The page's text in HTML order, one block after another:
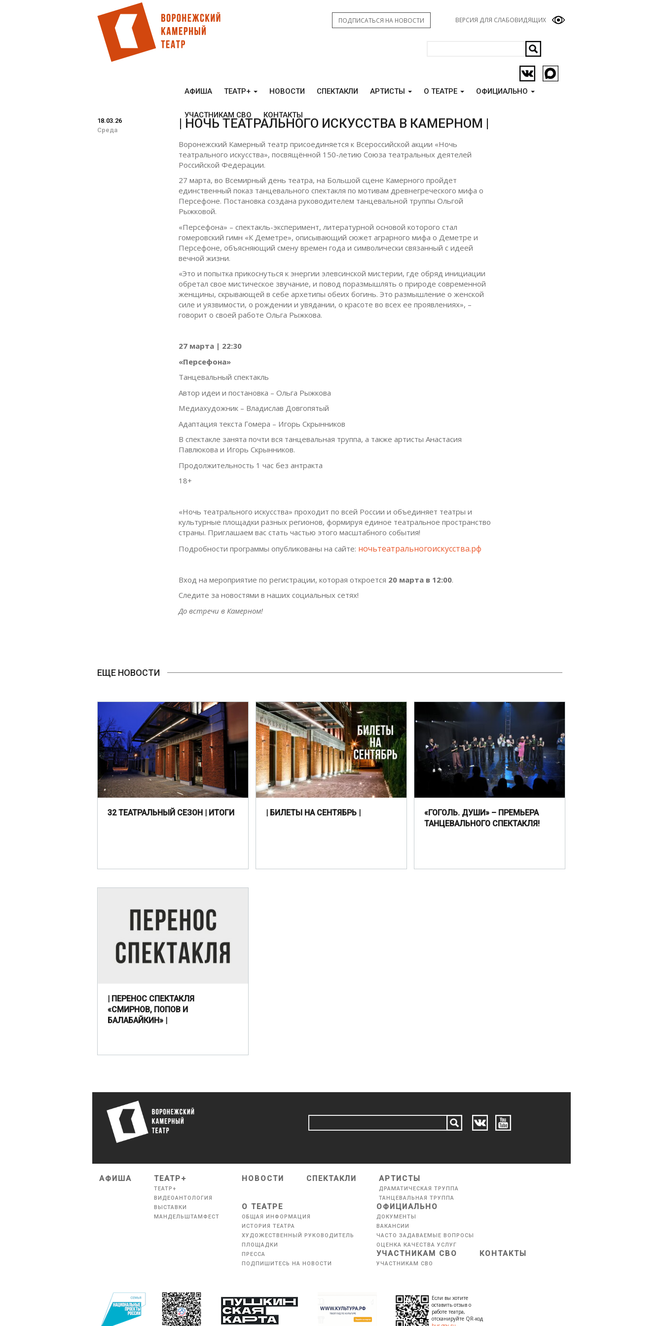
ВЕРСИЯ ДЛЯ СЛАБОВИДЯЩИХ
ПОДПИСАТЬСЯ НА НОВОСТИ
АФИША ТЕАТР+ НОВОСТИ СПЕКТАКЛИ АРТИСТЫ О ТЕАТРЕ ОФИЦИАЛЬНО
УЧАСТНИКАМ СВО КОНТАКТЫ
18.03.26
Среда
| НОЧЬ ТЕАТРАЛЬНОГО ИСКУССТВА В КАМЕРНОМ |
Воронежский Камерный театр присоединяется к Всероссийской акции «Ночь
театрального искусства», посвящённой 150-летию Союза театральных деятелей
Российской Федерации.
27 марта, во Всемирный день театра, на Большой сцене Камерного пройдет
единственный показ танцевального спектакля по мотивам древнегреческого мифа о
Персефоне. Постановка создана руководителем танцевальной труппы Ольгой
Рыжковой.
«Персефона» – спектакль-эксперимент, литературной основой которого стал
гомеровский гимн «К Деметре», описывающий сюжет аграрного мифа о Деметре и
Персефоне, объясняющий смену времен года и символически связанный с идеей
вечной жизни.
«Это и попытка прикоснуться к энергии элевсинской мистерии, где обряд инициации
обретал свое мистическое звучание, и повод поразмышлять о природе современной
женщины, скрывающей в себе архетипы обеих богинь. Это размышление о женской
силе и уязвимости, о рождении и увядании, о красоте во всех ее проявлениях», –
говорит о своей работе Ольга Рыжкова.
27 марта | 22:30
«Персефона»
Танцевальный спектакль
Автор идеи и постановка – Ольга Рыжкова
Медиахудожник – Владислав Довгопятый
Адаптация текста Гомера – Игорь Скрынников
В спектакле занята почти вся танцевальная труппа, а также артисты Анастасия
Павлюкова и Игорь Скрынников.
Продолжительность 1 час без антракта
18+
«Ночь театрального искусства» проходит по всей России и объединяет театры и
культурные площадки разных регионов, формируя единое театральное пространство
страны. Приглашаем вас стать частью этого масштабного события!
Подробности программы опубликованы на сайте: ночьтеатральногоискусства.рф
Вход на мероприятие по регистрации, которая откроется 20 марта в 12:00.
Следите за новостями в наших социальных сетях!
До встречи в Камерном!
ЕЩЕ НОВОСТИ
32 ТЕАТРАЛЬНЫЙ СЕЗОН | ИТОГИ | БИЛЕТЫ НА СЕНТЯБРЬ |
«ГОГОЛЬ. ДУШИ» – ПРЕМЬЕРА
ТАНЦЕВАЛЬНОГО СПЕКТАКЛЯ!
| ПЕРЕНОС СПЕКТАКЛЯ
«СМИРНОВ, ПОПОВ И
БАЛАБАЙКИН» |
АФИША ТЕАТР+
ТЕАТР+
ВИДЕОАНТОЛОГИЯ
ВЫСТАВКИ
МАНДЕЛЬШТАМФЕСТ
НОВОСТИ СПЕКТАКЛИ АРТИСТЫ
ДРАМАТИЧЕСКАЯ ТРУППА
ТАНЦЕВАЛЬНАЯ ТРУППА
О ТЕАТРЕ
ОБЩАЯ ИНФОРМАЦИЯ
ИСТОРИЯ ТЕАТРА
ХУДОЖЕСТВЕННЫЙ РУКОВОДИТЕЛЬ
ПЛОЩАДКИ
ПРЕССА
ПОДПИШИТЕСЬ НА НОВОСТИ
ОФИЦИАЛЬНО
ДОКУМЕНТЫ
ВАКАНСИИ
ЧАСТО ЗАДАВАЕМЫЕ ВОПРОСЫ
ОЦЕНКА КАЧЕСТВА УСЛУГ
УЧАСТНИКАМ СВО
УЧАСТНИКАМ СВО
КОНТАКТЫ
Если вы хотите
оставить отзыв о
работе театра,
отсканируйте QR-код